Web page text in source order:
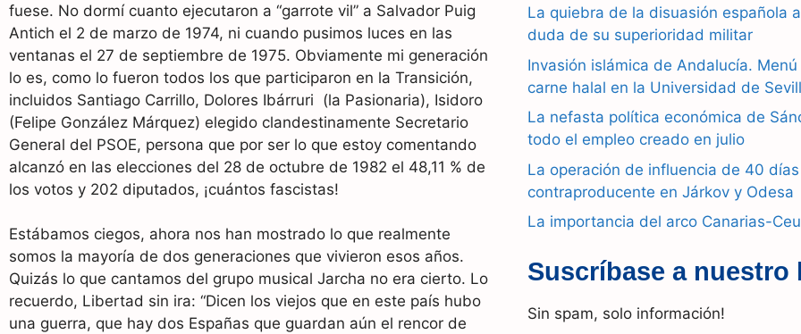
fuese. No dormí cuanto ejecutaron a “garrote vil” a Salvador Puig
Antich el 2 de marzo de 1974, ni cuando pusimos luces en las
ventanas el 27 de septiembre de 1975. Obviamente mi generación
lo es, como lo fueron todos los que participaron en la Transición,
incluidos Santiago Carrillo, Dolores Ibárruri (la Pasionaria), Isidoro
(Felipe González Márquez) elegido clandestinamente Secretario
General del PSOE, persona que por ser lo que estoy comentando
alcanzó en las elecciones del 28 de octubre de 1982 el 48,11 % de
los votos y 202 diputados, ¡cuántos fascistas!
Estábamos ciegos, ahora nos han mostrado lo que realmente
somos la mayoría de dos generaciones que vivieron esos años.
Quizás lo que cantamos del grupo musical Jarcha no era cierto. Lo
recuerdo, Libertad sin ira: “Dicen los viejos que en este país hubo
una guerra, que hay dos Españas que guardan aún el rencor de
e
b
o
o
e
r
a
t
A
p
La quiebra de la disuasión española
duda de su superioridad militar
Invasión islámica de Andalucía.
carne halal en la Universidad de
La nefasta política económica de
todo el empleo creado en julio
La operación de influencia de 40
contraproducente en Járkov y Odesa
La importancia del arco Canarias-
Suscríbase a nuestro
Sin spam, solo información!